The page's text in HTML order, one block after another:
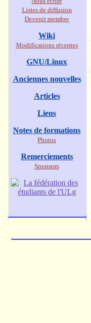
Listes de diffusion
Devenir membre
Wiki
Modifications récentes
GNU/Linux
Anciennes nouvelles
Articles
Liens
Notes de formations
Photos
Remerciements
Sponsors